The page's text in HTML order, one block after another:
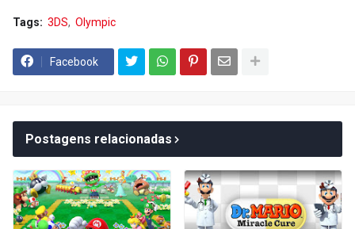
Tags: 3DS Olympic
Facebook
Postagens relacionadas